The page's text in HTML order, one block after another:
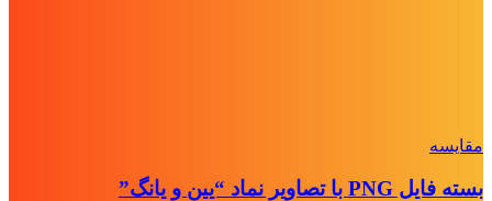
مقايسه
بسته فایل PNG با تصاویر نماد “یین و یانگ”